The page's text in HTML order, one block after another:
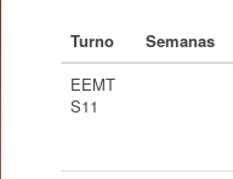
Turno Semanas
EEMT
S11